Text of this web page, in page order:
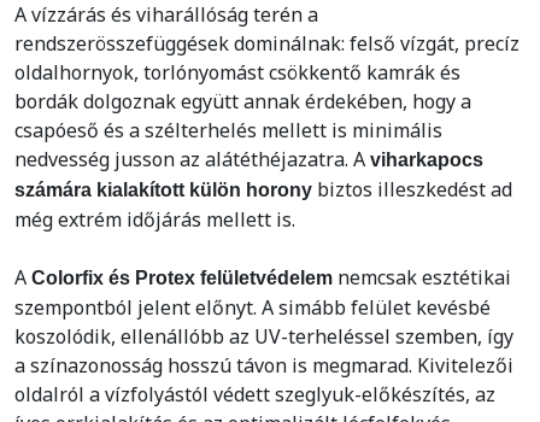
A vízzárás és viharállóság terén a
rendszerösszefüggések dominálnak: felső vízgát, precíz
oldalhornyok, torlónyomást csökkentő kamrák és
bordák dolgoznak együtt annak érdekében, hogy a
csapóeső és a szélterhelés mellett is minimális
nedvesség jusson az alátéthéjazatra. A viharkapocs
számára kialakított külön horony biztos illeszkedést ad
még extrém időjárás mellett is.
A Colorfix és Protex felületvédelem nemcsak esztétikai
szempontból jelent előnyt. A simább felület kevésbé
koszolódik, ellenállóbb az UV-terheléssel szemben, így
a színazonosság hosszú távon is megmarad. Kivitelezői
oldalról a vízfolyástól védett szeglyuk-előkészítés, az